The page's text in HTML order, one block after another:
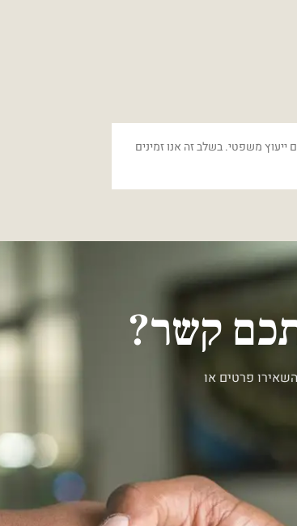
ייעוץ משפטי. בשלב זה אנו זמינים
קשר?
פרטים או